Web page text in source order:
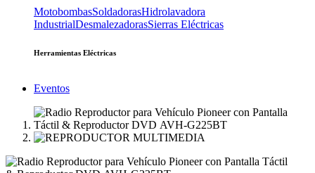
MotobombasSoldadorasHidrolavadora
IndustrialDesmalezadorasSierras Eléctricas
Herramientas Eléctricas
Eventos